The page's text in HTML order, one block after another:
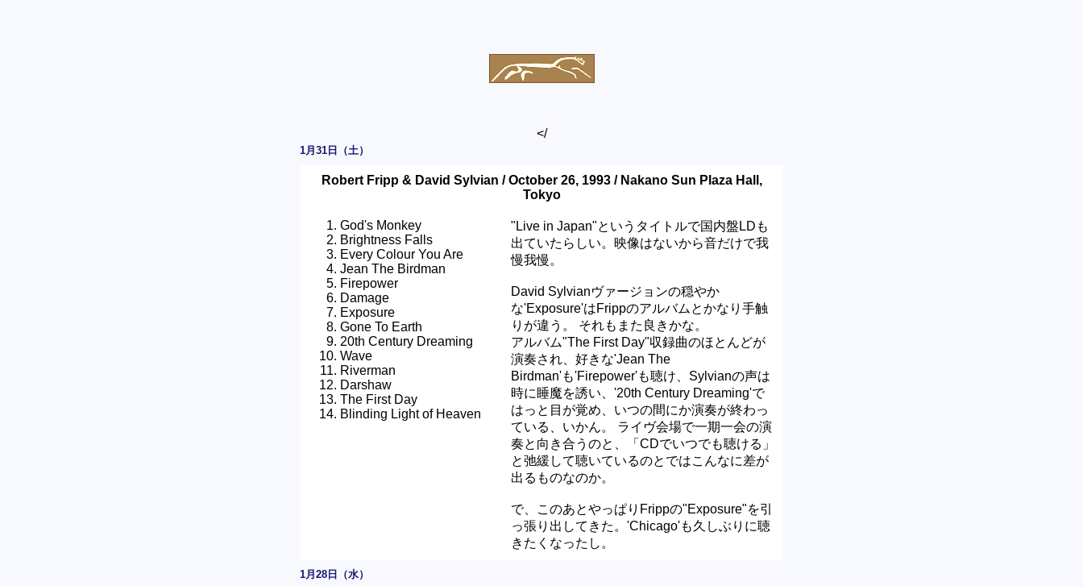
</
1月31日（土）
Robert Fripp & David Sylvian / October 26, 1993 / Nakano Sun Plaza Hall,
Tokyo
God's Monkey
Brightness Falls
Every Colour You Are
Jean The Birdman
Firepower
Damage
Exposure
Gone To Earth
20th Century Dreaming
Wave
Riverman
Darshaw
The First Day
Blinding Light of Heaven
"Live in Japan"というタイトルで国内盤LDも
出ていたらしい。映像はないから音だけで我
慢我慢。
David Sylvianヴァージョンの穏やか
な'Exposure'はFrippのアルバムとかなり手触
りが違う。 それもまた良きかな。
アルバム"The First Day"収録曲のほとんどが
演奏され、好きな'Jean The
Birdman'も'Firepower'も聴け、Sylvianの声は
時に睡魔を誘い、'20th Century Dreaming'で
はっと目が覚め、いつの間にか演奏が終わっ
ている、いかん。 ライヴ会場で一期一会の演
奏と向き合うのと、「CDでいつでも聴ける」
と弛緩して聴いているのとではこんなに差が
出るものなのか。
で、このあとやっぱりFrippの"Exposure"を引
っ張り出してきた。'Chicago'も久しぶりに聴
きたくなったし。
1月28日（水）